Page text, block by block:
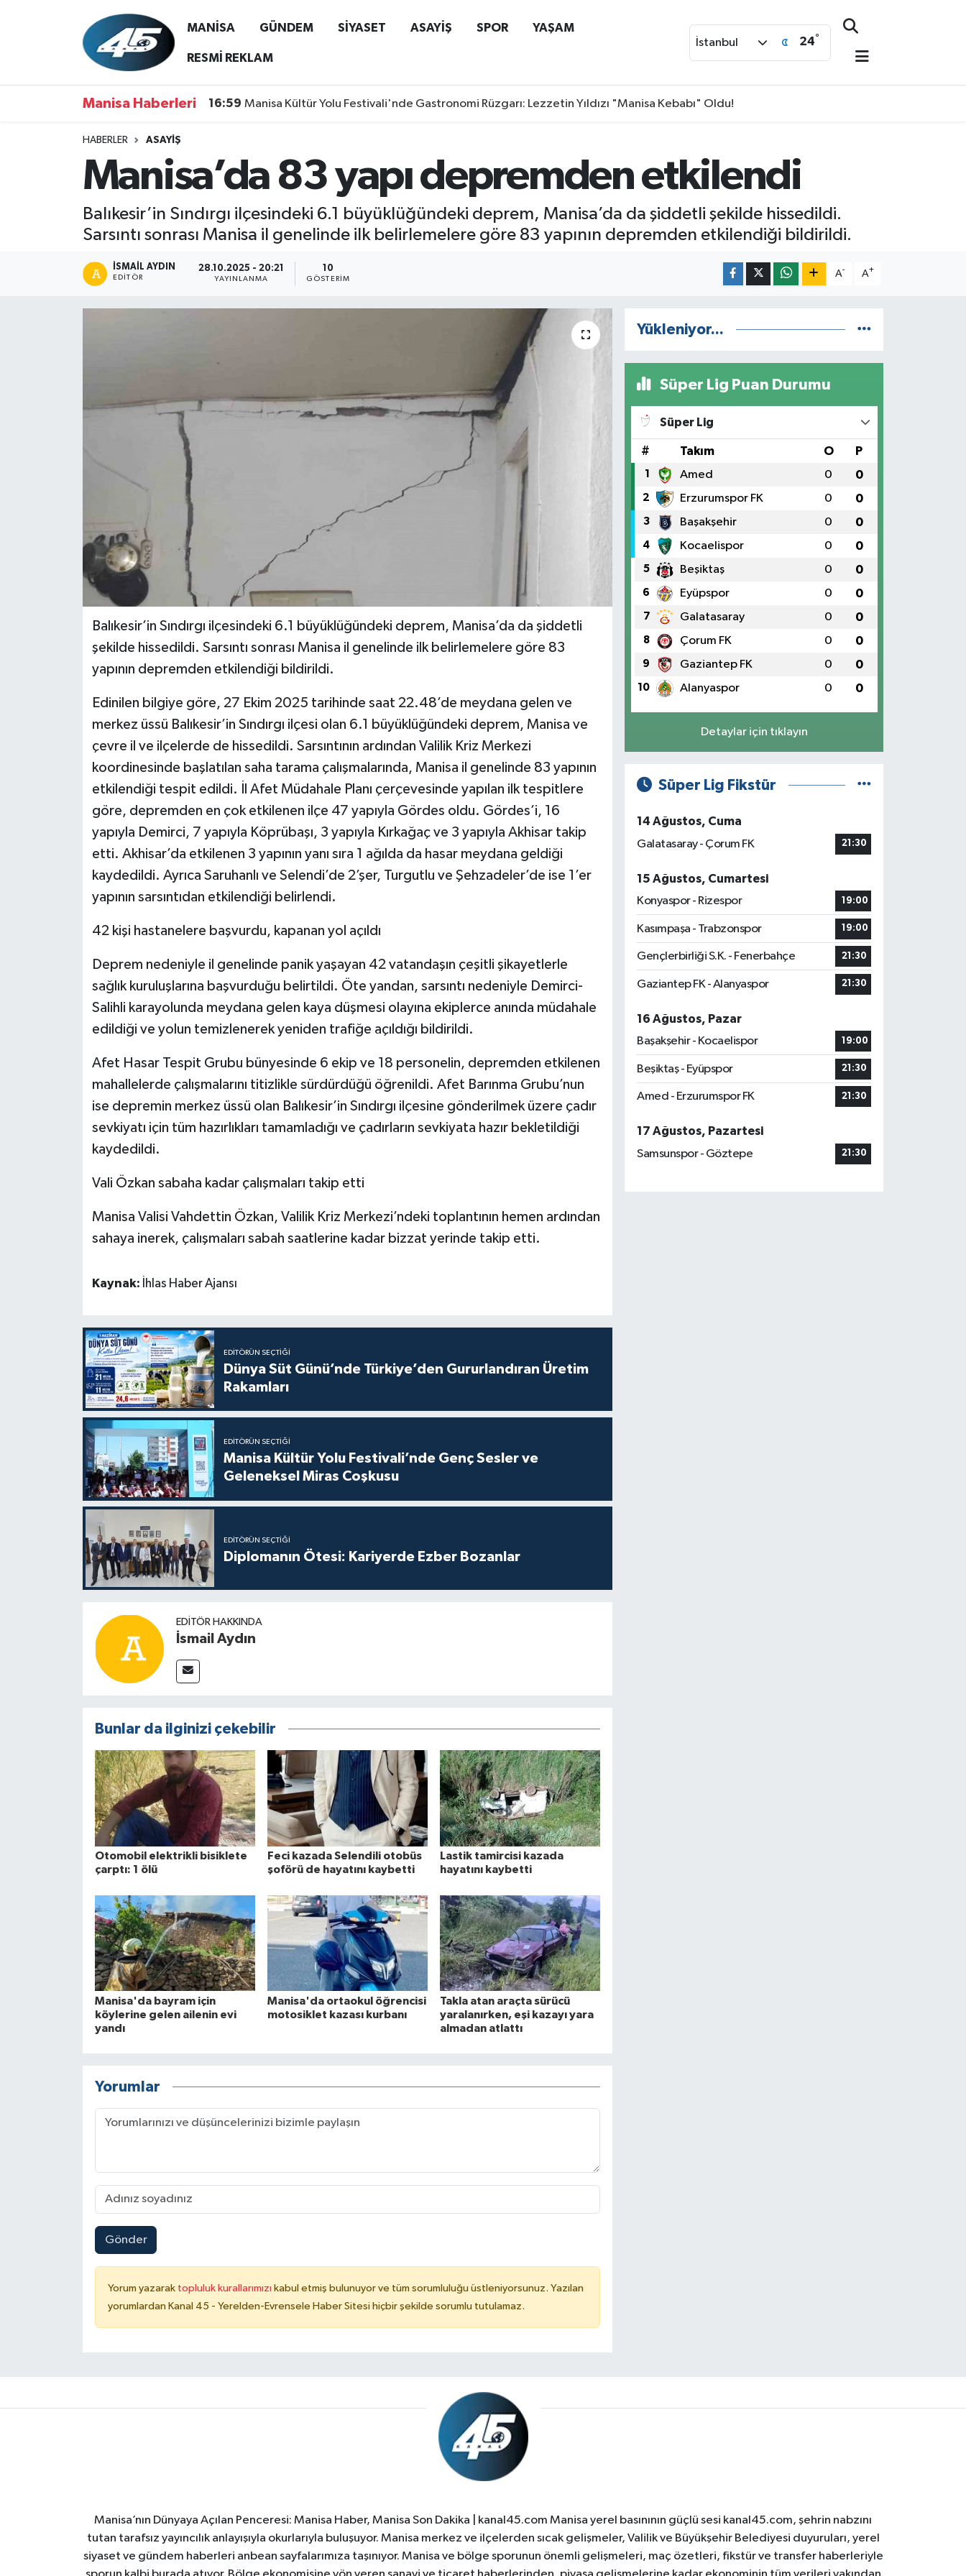
MANİSA GÜNDEM SİYASET ASAYİŞ SPOR YAŞAM
RESMİ REKLAM
İstanbul 24°
Manisa Haberleri 16:59 Manisa Kültür Yolu Festivali'nde Gastronomi Rüzgarı: Lezzetin Yıldızı "Manisa Kebabı" Oldu!
HABERLER ASAYİŞ
Manisa’da 83 yapı depremden etkilendi
Balıkesir’in Sındırgı ilçesindeki 6.1 büyüklüğündeki deprem, Manisa’da da şiddetli şekilde hissedildi.
Sarsıntı sonrası Manisa il genelinde ilk belirlemelere göre 83 yapının depremden etkilendiği bildirildi.
İSMAIL AYDIN
EDITÖR
28.10.2025 - 20:21
YAYINLANMA
10
GÖSTERIM
A- A+
Balıkesir’in Sındırgı ilçesindeki 6.1 büyüklüğündeki deprem, Manisa’da da şiddetli
şekilde hissedildi. Sarsıntı sonrası Manisa il genelinde ilk belirlemelere göre 83
yapının depremden etkilendiği bildirildi.
Edinilen bilgiye göre, 27 Ekim 2025 tarihinde saat 22.48’de meydana gelen ve
merkez üssü Balıkesir’in Sındırgı ilçesi olan 6.1 büyüklüğündeki deprem, Manisa ve
çevre il ve ilçelerde de hissedildi. Sarsıntının ardından Valilik Kriz Merkezi
koordinesinde başlatılan saha tarama çalışmalarında, Manisa il genelinde 83 yapının
etkilendiği tespit edildi. İl Afet Müdahale Planı çerçevesinde yapılan ilk tespitlere
göre, depremden en çok etkilenen ilçe 47 yapıyla Gördes oldu. Gördes’i, 16
yapıyla Demirci, 7 yapıyla Köprübaşı, 3 yapıyla Kırkağaç ve 3 yapıyla Akhisar takip
etti. Akhisar’da etkilenen 3 yapının yanı sıra 1 ağılda da hasar meydana geldiği
kaydedildi. Ayrıca Saruhanlı ve Selendi’de 2’şer, Turgutlu ve Şehzadeler’de ise 1’er
yapının sarsıntıdan etkilendiği belirlendi.
42 kişi hastanelere başvurdu, kapanan yol açıldı
Deprem nedeniyle il genelinde panik yaşayan 42 vatandaşın çeşitli şikayetlerle
sağlık kuruluşlarına başvurduğu belirtildi. Öte yandan, sarsıntı nedeniyle Demirci-
Salihli karayolunda meydana gelen kaya düşmesi olayına ekiplerce anında müdahale
edildiği ve yolun temizlenerek yeniden trafiğe açıldığı bildirildi.
Afet Hasar Tespit Grubu bünyesinde 6 ekip ve 18 personelin, depremden etkilenen
mahallelerde çalışmalarını titizlikle sürdürdüğü öğrenildi. Afet Barınma Grubu’nun
ise depremin merkez üssü olan Balıkesir’in Sındırgı ilçesine gönderilmek üzere çadır
sevkiyatı için tüm hazırlıkları tamamladığı ve çadırların sevkiyata hazır bekletildiği
kaydedildi.
Vali Özkan sabaha kadar çalışmaları takip etti
Manisa Valisi Vahdettin Özkan, Valilik Kriz Merkezi’ndeki toplantının hemen ardından
sahaya inerek, çalışmaları sabah saatlerine kadar bizzat yerinde takip etti.
Kaynak: İhlas Haber Ajansı
EDITÖRÜN SEÇTIĞI
Dünya Süt Günü’nde Türkiye’den Gururlandıran Üretim
Rakamları
EDITÖRÜN SEÇTIĞI
Manisa Kültür Yolu Festivali’nde Genç Sesler ve
Geleneksel Miras Coşkusu
EDITÖRÜN SEÇTIĞI
Diplomanın Ötesi: Kariyerde Ezber Bozanlar
EDITÖR HAKKINDA
İsmail Aydın
Bunlar da ilginizi çekebilir
Otomobil elektrikli bisiklete
çarptı: 1 ölü
Feci kazada Selendili otobüs
şoförü de hayatını kaybetti
Lastik tamircisi kazada
hayatını kaybetti
Manisa'da bayram için
köylerine gelen ailenin evi
yandı
Manisa'da ortaokul öğrencisi
motosiklet kazası kurbanı
Takla atan araçta sürücü
yaralanırken, eşi kazayı yara
almadan atlattı
Yorumlar
Gönder
Yorum yazarak topluluk kurallarımızı kabul etmiş bulunuyor ve tüm sorumluluğu üstleniyorsunuz. Yazılan
yorumlardan Kanal 45 - Yerelden-Evrensele Haber Sitesi hiçbir şekilde sorumlu tutulamaz.
Yükleniyor...
Süper Lig Puan Durumu
Süper Lig
# Takım O P
1 Amed 0 0
2 Erzurumspor FK 0 0
3 Başakşehir 0 0
4 Kocaelispor 0 0
5 Beşiktaş 0 0
6 Eyüpspor 0 0
7 Galatasaray 0 0
8 Çorum FK 0 0
9 Gaziantep FK 0 0
10 Alanyaspor 0 0
Detaylar için tıklayın
Süper Lig Fikstür
14 Ağustos, Cuma
Galatasaray - Çorum FK
21:30
15 Ağustos, Cumartesi
Konyaspor - Rizespor
19:00
Kasımpaşa - Trabzonspor 19:00
Gençlerbirliği S.K. - Fenerbahçe 21:30
Gaziantep FK - Alanyaspor 21:30
16 Ağustos, Pazar
Başakşehir - Kocaelispor
19:00
Beşiktaş - Eyüpspor 21:30
Amed - Erzurumspor FK 21:30
17 Ağustos, Pazartesi
Samsunspor - Göztepe
21:30
Manisa’nın Dünyaya Açılan Penceresi: Manisa Haber, Manisa Son Dakika | kanal45.com Manisa yerel basınının güçlü sesi kanal45.com, şehrin nabzını
tutan tarafsız yayıncılık anlayışıyla okurlarıyla buluşuyor. Manisa merkez ve ilçelerden sıcak gelişmeler, Valilik ve Büyükşehir Belediyesi duyuruları, yerel
siyaset ve gündem haberleri anbean sayfalarımıza taşınıyor. Manisa ve bölge sporunun önemli gelişmeleri, maç özetleri, fikstür ve transfer haberleriyle
MANİSA
RESMİ REKLAM
Hava Durumu
Tüm Manşetler
Haber Arşivi